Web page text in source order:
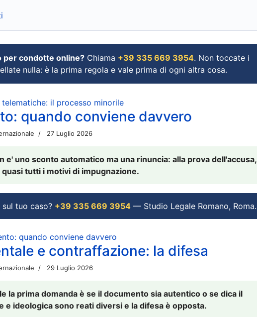
per condotte online? Chiama +39 335 669 3954. Non toccate i
nulla: è la prima regola e vale prima di ogni altra cosa.
il processo minorile
quando conviene davvero
27 Luglio 2026
e' uno sconto automatico ma una rinuncia: alla prova dell'accusa,
tutti i motivi di impugnazione.
sul tuo caso? +39 335 669 3954 — Studio Legale Romano, Roma.
quando conviene davvero
e contraffazione: la difesa
29 Luglio 2026
la prima domanda è se il documento sia autentico o se dica il
e ideologica sono reati diversi e la difesa è opposta.